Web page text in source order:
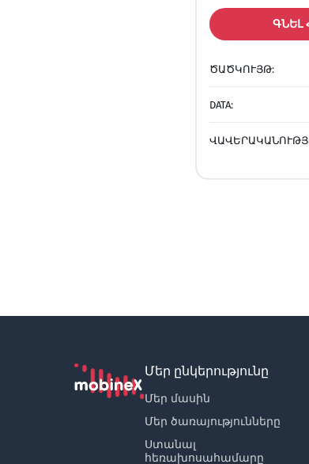
ԳՆԵԼ
ԾԱԾԿՈՒՅԹ:
DATA:
Մեր ընկերությունը
Մեր մասին
Մեր ծառայությունները
Ստանալ
հեռախոսահամարը